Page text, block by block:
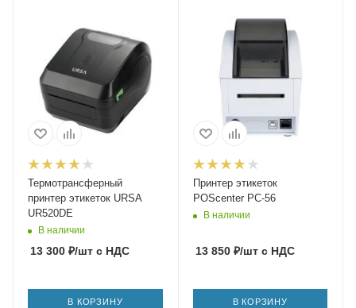
Термотрансферный
принтер этикеток URSA
UR520DE
В наличии
13 300 ₽/шт с НДС
В КОРЗИНУ
Принтер этикеток
POScenter PC-56
В наличии
13 850₽/штс НДС
В КОРЗИНУ